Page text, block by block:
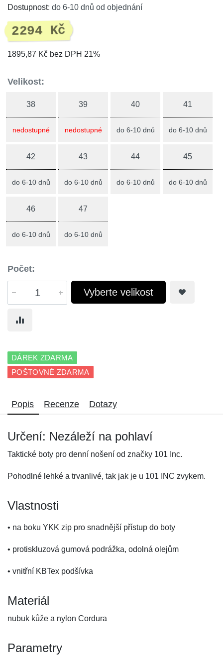
Dostupnost: do 6-10 dnů od objednání
2294 Kč
1895,87 Kč bez DPH 21%
Velikost:
38
nedostupné
39
nedostupné
40
do 6-10 dnů
41
do 6-10 dnů
42
do 6-10 dnů
43
do 6-10 dnů
44
do 6-10 dnů
45
do 6-10 dnů
46
do 6-10 dnů
47
do 6-10 dnů
Počet:
Vyberte velikost
DÁREK ZDARMA
POŠTOVNÉ ZDARMA
Popis Recenze Dotazy
Určení: Nezáleží na pohlaví
Taktické boty pro denní nošení od značky 101 Inc.
Pohodlné lehké a trvanlivé, tak jak je u 101 INC zvykem.
Vlastnosti
• na boku YKK zip pro snadnější přístup do boty
• protiskluzová gumová podrážka, odolná olejům
• vnitřní KBTex podšívka
Materiál
nubuk kůže a nylon Cordura
Parametry